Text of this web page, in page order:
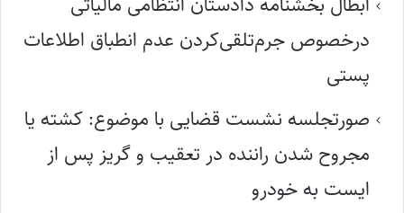
درخصوص جرم‌تلقی‌کردن عدم انطباق اطلاعات
پستی
صورتجلسه نشست قضایی با موضوع: کشته یا
مجروح شدن راننده در تعقیب و گریز پس از
ایست به خودرو